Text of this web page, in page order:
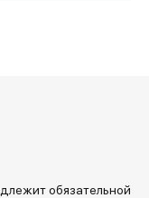
обязательной